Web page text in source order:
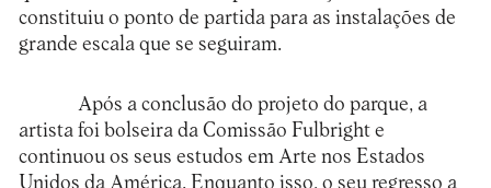
constituiu o ponto de partida para as instalações de
grande escala que se seguiram.
Após a conclusão do projeto do parque, a
artista foi bolseira da Comissão Fulbright e
continuou os seus estudos em Arte nos Estados
Unidos da América. Enquanto isso, o seu regresso a